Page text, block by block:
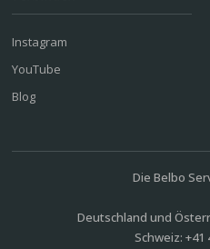
Instagram
YouTube
Blog
Die Belbo
Deutschland und
Schweiz: +41